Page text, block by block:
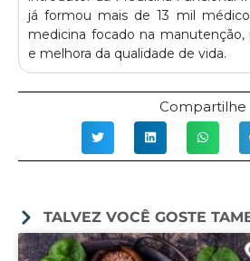
já formou mais de 13 mil
medicina focado na manutenção,
e melhora da qualidade de vida.
Compartilhe
TALVEZ VOCÊ GOSTE